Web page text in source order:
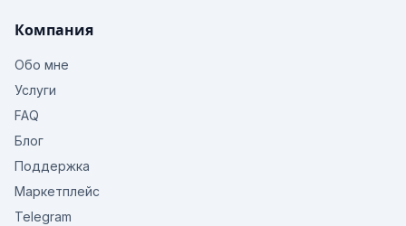
Компания
Обо мне
Услуги
FAQ
Блог
Поддержка
Маркетплейс
Telegram